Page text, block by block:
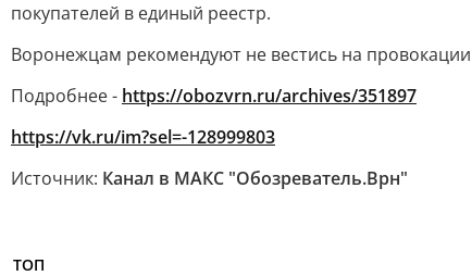
покупателей в единый реестр.
Воронежцам рекомендуют не вестись на
Подробнее - https://obozvrn.ru/archives/351897
https://vk.ru/im?sel=-128999803
Источник: Канал в МАКС "Обозреватель.Врн"
ТОП